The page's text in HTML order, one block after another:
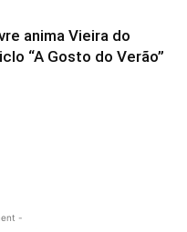
anima Vieira do
“A Gosto do Verão”
-